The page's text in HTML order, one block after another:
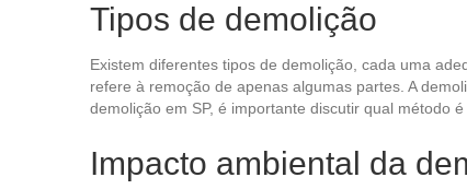
Tipos de demolição
Existem diferentes tipos de demolição, cada uma
refere à remoção de apenas algumas partes. A
demolição em SP, é importante discutir qual método
Impacto ambiental da